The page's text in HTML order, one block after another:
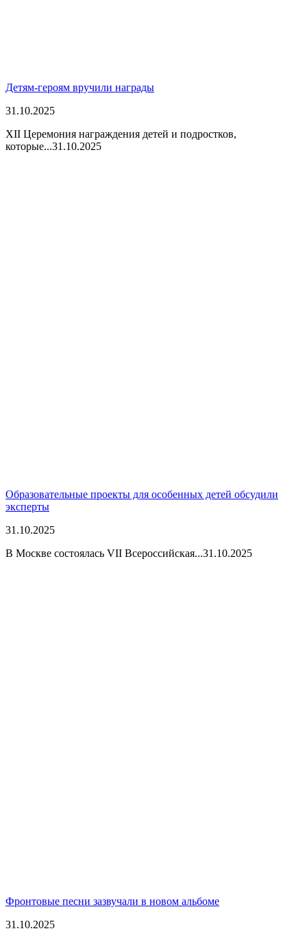
Детям-героям вручили награды
31.10.2025
XII Церемония награждения детей и подростков,
которые...31.10.2025
Образовательные проекты для особенных детей обсудили
эксперты
31.10.2025
В Москве состоялась VII Всероссийская...31.10.2025
Фронтовые песни зазвучали в новом альбоме
31.10.2025